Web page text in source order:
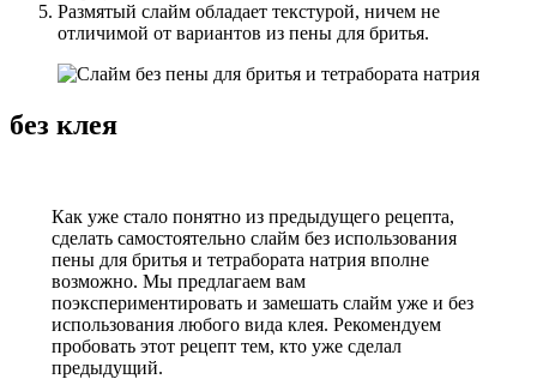
Размятый слайм обладает текстурой, ничем не
отличимой от вариантов из пены для бритья.
без клея
Как уже стало понятно из предыдущего рецепта,
сделать самостоятельно слайм без использования
пены для бритья и тетрабората натрия вполне
возможно. Мы предлагаем вам
поэкспериментировать и замешать слайм уже и без
использования любого вида клея. Рекомендуем
пробовать этот рецепт тем, кто уже сделал
предыдущий.